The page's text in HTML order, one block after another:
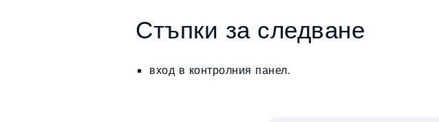
Стъпки за следване
вход в контролния панел.